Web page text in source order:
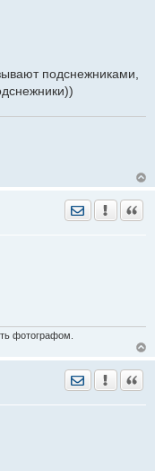
подснежниками,
Отправить
фотографом.
Отправить